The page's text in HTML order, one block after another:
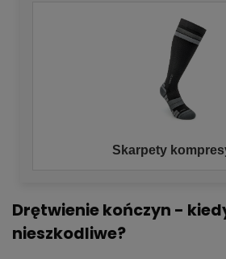
Skarpety
Drętwienie kończyn -
nieszkodliwe?